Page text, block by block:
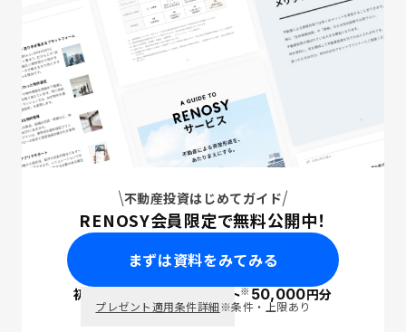
不動産投資はじめてガイド
RENOSY会員限定で無料公開中！
まずは資料をみてみる
初回面談で ポイント※50,000円分
プレゼント適用条件詳細※条件・上限あり